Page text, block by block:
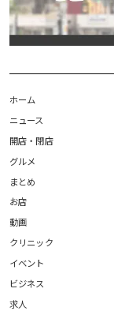
ホーム
ニュース
開店・閉店
グルメ
まとめ
お店
動画
クリニック
イベント
ビジネス
求人